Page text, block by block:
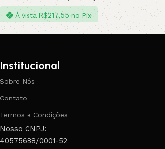
À vista R$217,55 no Pix
Institucional
Sobre Nós
Contato
Termos e Condições
Nosso CNPJ:
40575688/0001-52